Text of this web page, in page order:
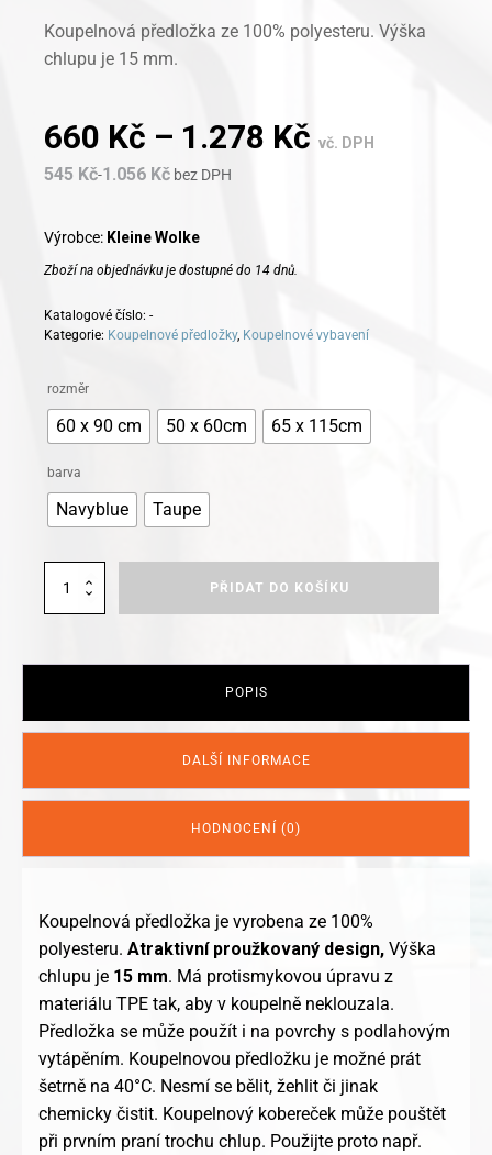
Koupelnová předložka ze 100% polyesteru. Výška
chlupu je 15 mm.
660 Kč – 1.278 Kč vč. DPH
545 Kč-1.056 Kč bez DPH
Výrobce: Kleine Wolke
Zboží na objednávku je dostupné do 14 dnů.
Katalogové číslo: -
Kategorie: Koupelnové předložky, Koupelnové vybavení
rozměr
60 x 90 cm 50 x 60cm 65 x 115cm
barva
Navyblue Taupe
Kleine
PŘIDAT DO KOŠÍKU
POPIS
DALŠÍ INFORMACE
HODNOCENÍ (0)
Koupelnová předložka je vyrobena ze 100%
polyesteru. Atraktivní proužkovaný design, Výška
chlupu je 15 mm. Má protismykovou úpravu z
materiálu TPE tak, aby v koupelně neklouzala.
Předložka se může použít i na povrchy s podlahovým
vytápěním. Koupelnovou předložku je možné prát
šetrně na 40°C. Nesmí se bělit, žehlit či jinak
chemicky čistit. Koupelnový kobereček může pouštět
při prvním praní trochu chlup. Použijte proto např.